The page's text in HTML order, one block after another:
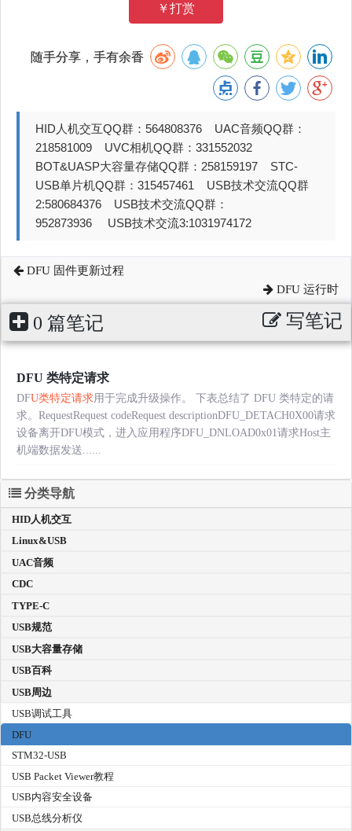
￥打赏
随手分享，手有余香
HID人机交互QQ群：564808376 UAC音频QQ群：
218581009 UVC相机QQ群：331552032
BOT&UASP大容量存储QQ群：258159197 STC-
USB单片机QQ群：315457461 USB技术交流QQ群
2:580684376 USB技术交流QQ群：
952873936 USB技术交流3:1031974172
DFU 固件更新过程
DFU 运行时
0 篇笔记 写笔记
DFU 类特定请求
DFU类特定请求用于完成升级操作。 下表总结了 DFU 类特定的请
求。RequestRequest codeRequest descriptionDFU_DETACH0X00请求
设备离开DFU模式，进入应用程序DFU_DNLOAD0x01请求Host主
机端数据发送......
分类导航
HID人机交互
Linux&USB
UAC音频
CDC
TYPE-C
USB规范
USB大容量存储
USB百科
USB周边
USB调试工具
DFU
STM32-USB
USB Packet Viewer教程
USB内容安全设备
USB总线分析仪